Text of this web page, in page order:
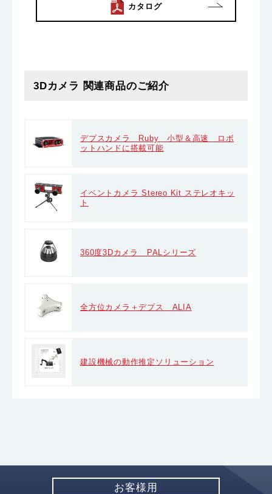
カタログ
3Dカメラ 関連商品のご紹介
デプスカメラ Ruby 小型＆高速 ロボ
ットハンドに搭載可能
イベントカメラ Stereo Kit ステレオキッ
ト
360度3Dカメラ PALシリーズ
全方位カメラ＋デプス ALIA
建設機械の動作推定ソリューション
お客様用